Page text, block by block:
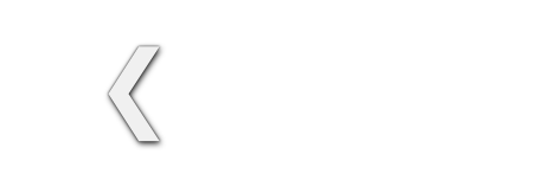
❮